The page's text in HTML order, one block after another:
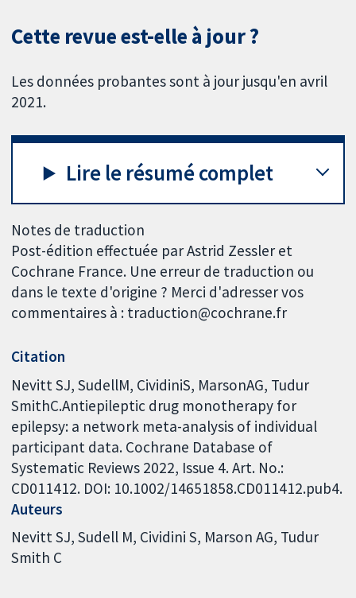
Cette revue est-elle à jour ?
Les données probantes sont à jour jusqu'en avril
2021.
Lire le résumé complet
Notes de traduction
Post-édition effectuée par Astrid Zessler et
Cochrane France. Une erreur de traduction ou
dans le texte d'origine ? Merci d'adresser vos
commentaires à : traduction@cochrane.fr
Citation
Nevitt SJ, SudellM, CividiniS, MarsonAG, Tudur
SmithC.Antiepileptic drug monotherapy for
epilepsy: a network meta-analysis of individual
participant data. Cochrane Database of
Systematic Reviews 2022, Issue 4. Art. No.:
CD011412. DOI: 10.1002/14651858.CD011412.pub4.
Auteurs
Nevitt SJ Sudell M Cividini S Marson AG Tudur
Smith C